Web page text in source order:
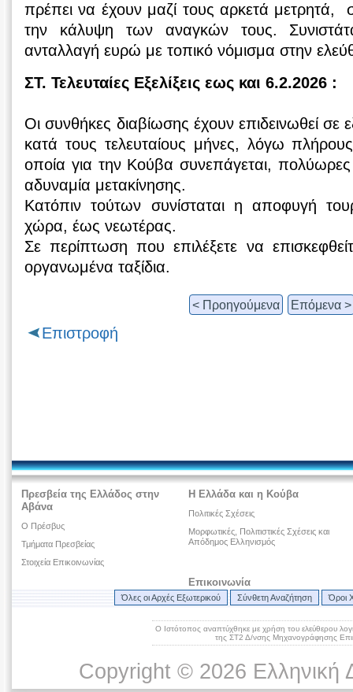
πρέπει να έχουν μαζί τους αρκετά
την κάλυψη των αναγκών τους.
ανταλλαγή ευρώ με τοπικό νόμισμα στην
ΣΤ. Τελευταίες Εξελίξεις εως και 6.2.2026 :
Οι συνθήκες διαβίωσης έχουν επιδεινωθεί σε
κατά τους τελευταίους μήνες, λόγω
οποία για την Κούβα συνεπάγεται, πολύωρες
αδυναμία μετακίνησης.
Κατόπιν τούτων συνίσταται η αποφυγή
χώρα, έως νεωτέρας.
Σε περίπτωση που επιλέξετε να
οργανωμένα ταξίδια.
< Προηγούμενα Επόμενα >
Επιστροφή
Πρεσβεία της Ελλάδος στην
Αβάνα
Ο Πρέσβυς
Τμήματα Πρεσβείας
Στοιχεία Επικοινωνίας
Η Ελλάδα και η Κούβα
Πολιτικές Σχέσεις
Μορφωτικές, Πολιτιστικές Σχέσεις και
Απόδημος Ελληνισμός
Επικοινωνία
Όλες οι Αρχές Εξωτερικού Σύνθετη Αναζήτηση Όροι
Ο Ιστότοπος αναπτύχθηκε με χρήση του ελεύθερου
της ΣΤ2 Δ/νσης Μηχανογράφησης
Copyright © 2026